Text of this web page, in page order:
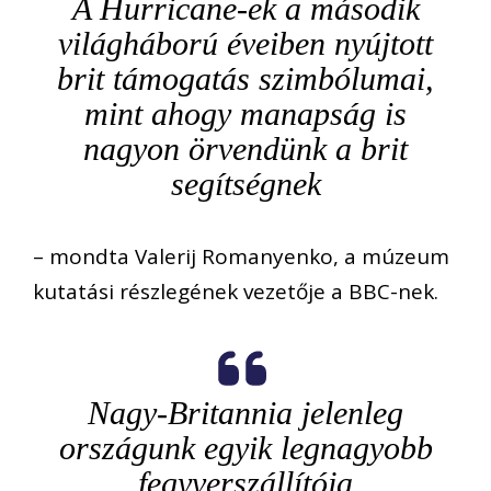
A Hurricane-ek a második
világháború éveiben nyújtott
brit támogatás szimbólumai,
mint ahogy manapság is
nagyon örvendünk a brit
segítségnek
– mondta Valerij Romanyenko, a múzeum
kutatási részlegének vezetője a BBC-nek.
Nagy-Britannia jelenleg
országunk egyik legnagyobb
fegyverszállítója